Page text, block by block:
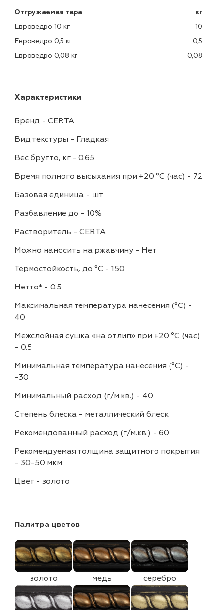
Отгружаемая тара
кг
Евроведро 10 кг
10
Евроведро 0,5 кг
0,5
Евроведро 0,08 кг
0,08
Характеристики
Бренд - CERTA
Вид текстуры - Гладкая
Вес брутто, кг - 0.65
Время полного высыхания при +20 °С (час) - 72
Базовая единица - шт
Разбавление до - 10%
Растворитель - CERTA
Можно наносить на ржавчину - Нет
Термостойкость, до °C - 150
Нетто* - 0.5
Максимальная температура нанесения (°С) -
40
Межслойная сушка «на отлип» при +20 °С (час)
- 0.5
Минимальная температура нанесения (°С) -
-30
Минимальный расход (г/м.кв.) - 40
Степень блеска - металлический блеск
Рекомендованный расход (г/м.кв.) - 60
Рекомендуемая толщина защитного покрытия
- 30-50 мкм
Цвет - золото
Палитра цветов
золото медь серебро